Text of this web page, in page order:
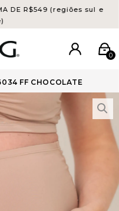
DE R$549 (regiões sul e
0
FF CHOCOLATE